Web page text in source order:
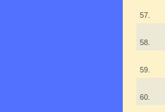
57.
58.
59.
60.